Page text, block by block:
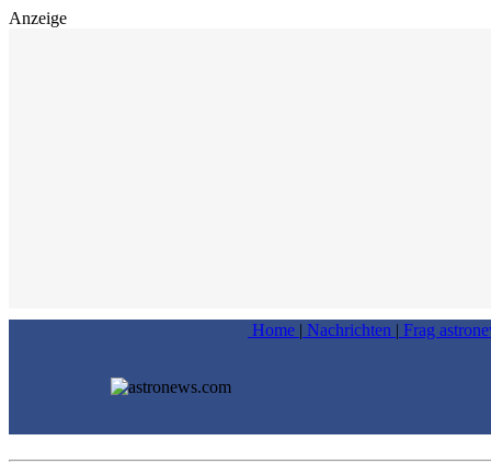
Anzeige
Home | Nachrichten | Frag